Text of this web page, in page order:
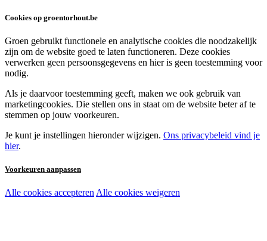
Cookies op groentorhout.be
Groen gebruikt functionele en analytische cookies die noodzakelijk
zijn om de website goed te laten functioneren. Deze cookies
verwerken geen persoonsgegevens en hier is geen toestemming voor
nodig.
Als je daarvoor toestemming geeft, maken we ook gebruik van
marketingcookies. Die stellen ons in staat om de website beter af te
stemmen op jouw voorkeuren.
Je kunt je instellingen hieronder wijzigen. Ons privacybeleid vind je
hier.
Voorkeuren aanpassen
Noodzakelijke cookies:
Alle cookies accepteren Alle cookies weigeren